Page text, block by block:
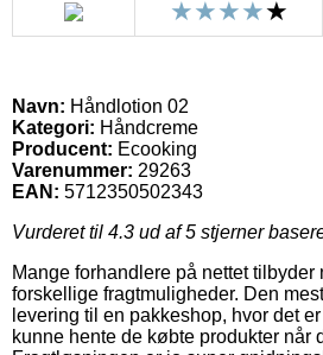
Navn: Håndlotion 02
Kategori: Håndcreme
Producent: Ecooking
Varenummer: 29263
EAN: 5712350502343
Vurderet til 4.3 ud af 5 stjerner
Mange forhandlere på nettet tilbyder
forskellige fragtmuligheder. Den
levering til en pakkeshop, hvor det
kunne hente de købte produkter når